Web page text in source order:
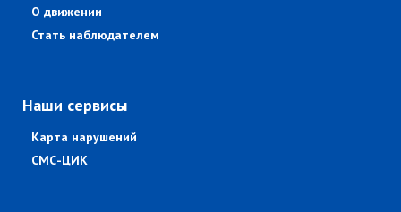
О движении
Стать наблюдателем
Наши сервисы
Карта нарушений
СМС-ЦИК